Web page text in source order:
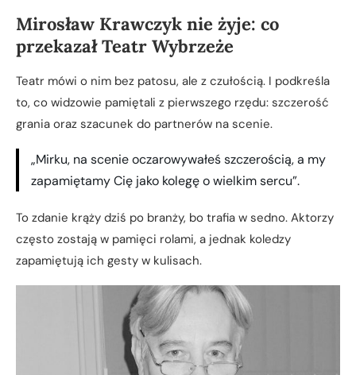
Mirosław Krawczyk nie żyje: co
przekazał Teatr Wybrzeże
Teatr mówi o nim bez patosu, ale z czułością. I podkreśla
to, co widzowie pamiętali z pierwszego rzędu: szczerość
grania oraz szacunek do partnerów na scenie.
„Mirku, na scenie oczarowywałeś szczerością, a my
zapamiętamy Cię jako kolegę o wielkim sercu”.
To zdanie krąży dziś po branży, bo trafia w sedno. Aktorzy
często zostają w pamięci rolami, a jednak koledzy
zapamiętują ich gesty w kulisach.